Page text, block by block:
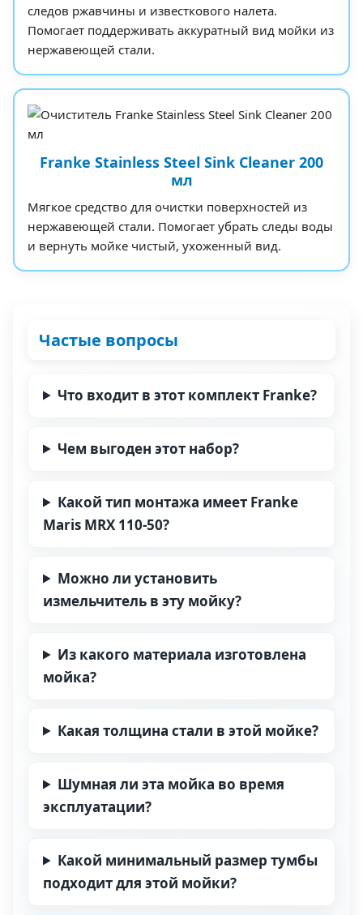
следов ржавчины и известкового налета.
Помогает поддерживать аккуратный вид мойки из
нержавеющей стали.
Franke Stainless Steel Sink Cleaner 200
мл
Мягкое средство для очистки поверхностей из
нержавеющей стали. Помогает убрать следы воды
и вернуть мойке чистый, ухоженный вид.
Частые вопросы
Что входит в этот комплект Franke?
Чем выгоден этот набор?
Какой тип монтажа имеет Franke
Maris MRX 110-50?
Можно ли установить
измельчитель в эту мойку?
Из какого материала изготовлена
мойка?
Какая толщина стали в этой мойке?
Шумная ли эта мойка во время
эксплуатации?
Какой минимальный размер тумбы
подходит для этой мойки?